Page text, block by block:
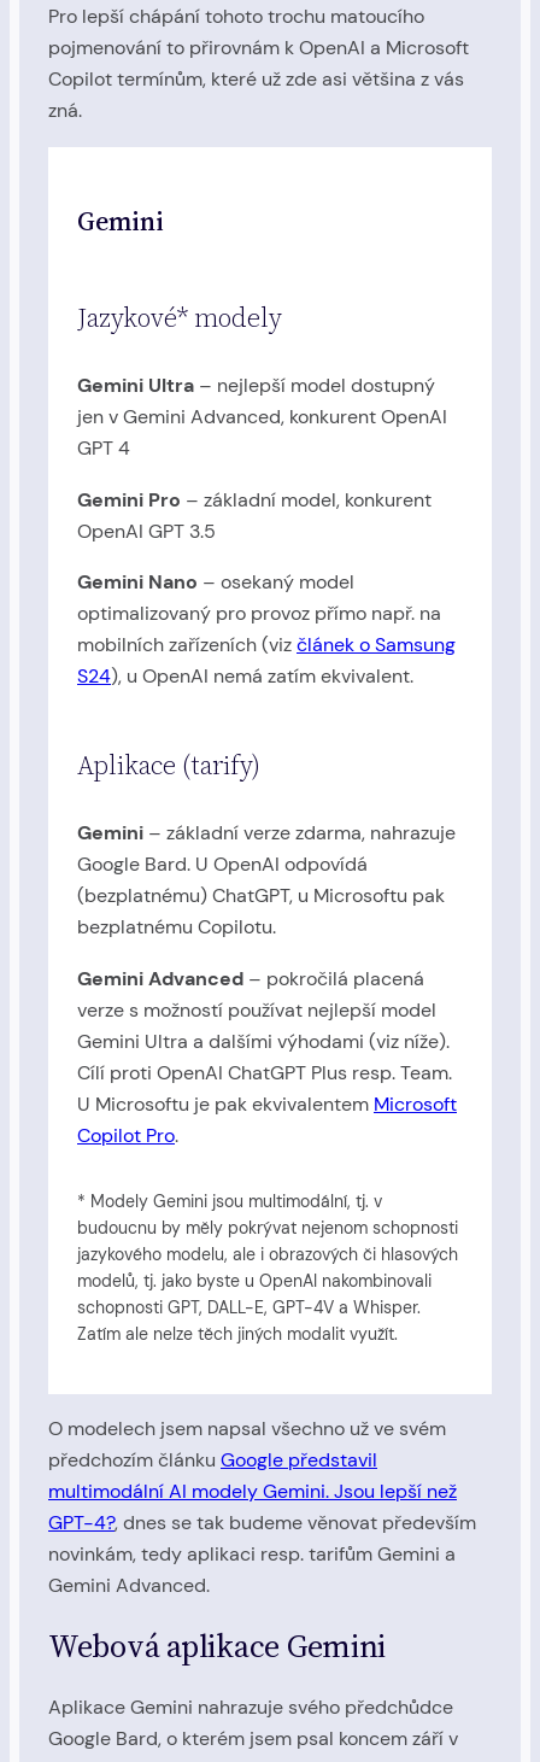
Pro lepší chápání tohoto trochu matoucího
pojmenování to přirovnám k OpenAI a Microsoft
Copilot termínům, které už zde asi většina z vás
zná.
Gemini
Jazykové* modely
Gemini Ultra – nejlepší model dostupný
jen v Gemini Advanced, konkurent OpenAI
GPT 4
Gemini Pro – základní model, konkurent
OpenAI GPT 3.5
Gemini Nano – osekaný model
optimalizovaný pro provoz přímo např. na
mobilních zařízeních (vizčlánek o Samsung
S24), u OpenAI nemá zatím ekvivalent.
Aplikace (tarify)
Gemini – základní verze zdarma, nahrazuje
Google Bard. U OpenAI odpovídá
(bezplatnému) ChatGPT, u Microsoftu pak
bezplatnému Copilotu.
Gemini Advanced – pokročilá placená
verze s možností používat nejlepší model
Gemini Ultra a dalšími výhodami (viz níže).
Cílí proti OpenAI ChatGPT Plus resp. Team.
U Microsoftu je pak ekvivalentem Microsoft
Copilot Pro.
* Modely Gemini jsou multimodální, tj. v
budoucnu by měly pokrývat nejenom schopnosti
jazykového modelu, ale i obrazových či hlasových
modelů, tj. jako byste u OpenAI nakombinovali
schopnosti GPT, DALL-E, GPT-4V a Whisper.
Zatím ale nelze těch jiných modalit využít.
O modelech jsem napsal všechno už ve svém
předchozím článku Google představil
multimodální AI modely Gemini. Jsou lepší než
GPT-4?, dnes se tak budeme věnovat především
novinkám, tedy aplikaci resp. tarifům Gemini a
Gemini Advanced.
Webová aplikace Gemini
Aplikace Gemini nahrazuje svého předchůdce
Google Bard, o kterém jsem psal koncem září v